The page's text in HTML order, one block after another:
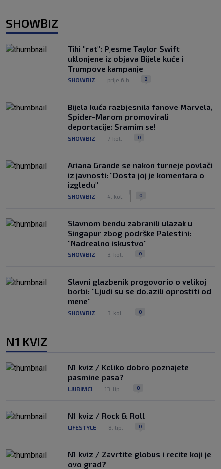
SHOWBIZ
Tihi "rat": Pjesme Taylor Swift
uklonjene iz objava Bijele kuće i
Trumpove kampanje
SHOWBIZ prije 6 h 2
Bijela kuća razbjesnila fanove Marvela,
Spider-Manom promovirali
deportacije: Sramim se!
SHOWBIZ 7. kol. 0
Ariana Grande se nakon turneje povlači
iz javnosti: "Dosta joj je komentara o
izgledu"
SHOWBIZ 4. kol. 0
Slavnom bendu zabranili ulazak u
Singapur zbog podrške Palestini:
"Nadrealno iskustvo"
SHOWBIZ 3. kol. 0
Slavni glazbenik progovorio o velikoj
borbi: "Ljudi su se dolazili oprostiti od
mene"
SHOWBIZ 3. kol. 0
N1 KVIZ
N1 kviz / Koliko dobro poznajete
pasmine pasa?
LJUBIMCI 13. lip. 0
N1 kviz / Rock & Roll
LIFESTYLE 8. lip. 0
N1 kviz / Zavrtite globus i recite koji je
ovo grad?